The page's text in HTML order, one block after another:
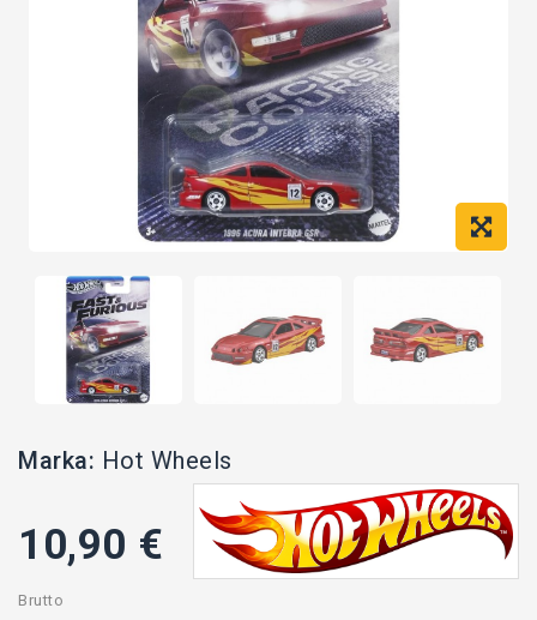
Marka: Hot Wheels
10,90 €
Brutto